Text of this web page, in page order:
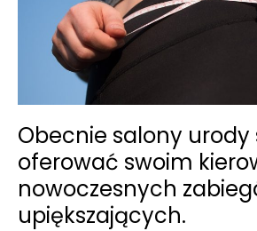
Obecnie salony urody
oferować swoim
nowoczesnych
upiększających.